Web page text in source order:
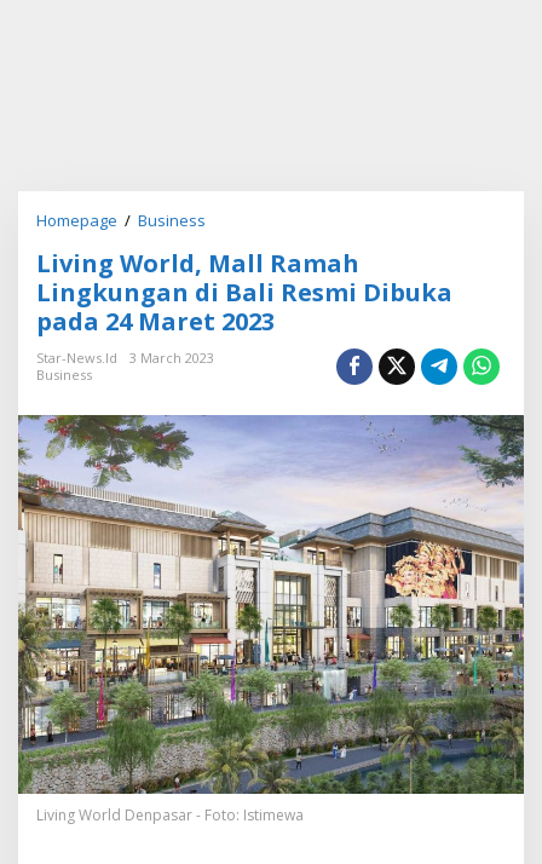
Homepage / Business
i
n
g
W
l
a
l
l
R
a
m
a
h
L
i
n
g
k
u
n
Living World, Mall Ramah
Lingkungan di Bali Resmi Dibuka
pada 24 Maret 2023
Star-News.id
3 March 2023
Business
Living World Denpasar - Foto: Istimewa